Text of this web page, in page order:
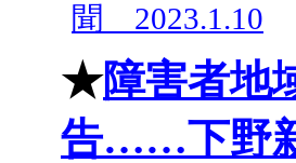
聞 2023.1.10
★障害者地
告……下野